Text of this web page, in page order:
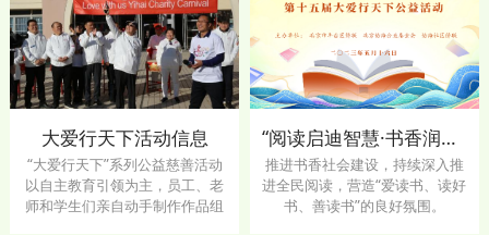
大爱行天下活动信息
“大爱行天下”系列公益慈善活动
以自主教育引领为主，员工、老
师和学生们亲自动手制作作品组
“阅读启迪智慧·书香润泽心灵”——第十五届“大爱行天下”主题公益活动在怡海花园社区举行
推进书香社会建设，持续深入推
进全民阅读，营造“爱读书、读好
书、善读书”的良好氛围。